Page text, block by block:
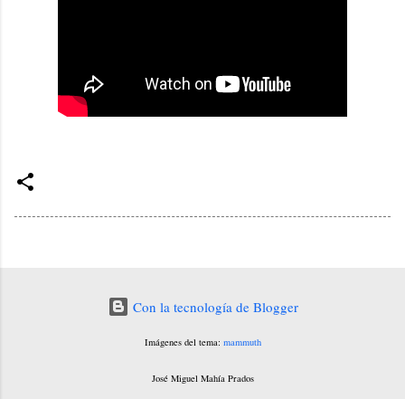
Con la tecnología de Blogger
Imágenes del tema: mammuth
José Miguel Mahía Prados